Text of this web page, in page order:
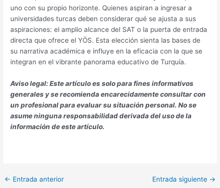
uno con su propio horizonte. Quienes aspiran a ingresar a
universidades turcas deben considerar qué se ajusta a sus
aspiraciones: el amplio alcance del SAT o la puerta de entrada
directa que ofrece el YÖS. Esta elección sienta las bases de
su narrativa académica e influye en la eficacia con la que se
integran en el vibrante panorama educativo de Turquía.
Aviso legal: Este artículo es solo para fines informativos
generales y se recomienda encarecidamente consultar con
un profesional para evaluar su situación personal. No se
asume ninguna responsabilidad derivada del uso de la
información de este artículo.
← Entrada anterior Entrada siguiente →